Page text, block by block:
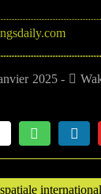
2025-